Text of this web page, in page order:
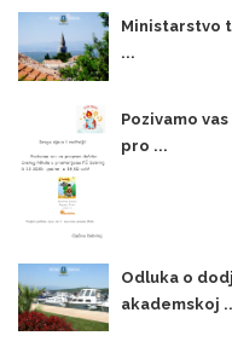
Ministarstvo
...
Pozivamo
pro ...
Odluka o
akademskoj